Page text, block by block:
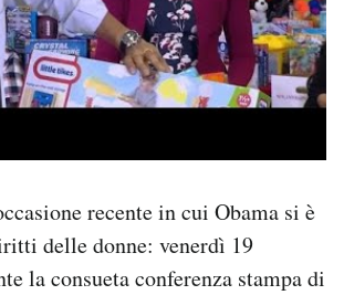
recente in cui Obama si è
delle donne: venerdì 19
la consueta conferenza stampa di